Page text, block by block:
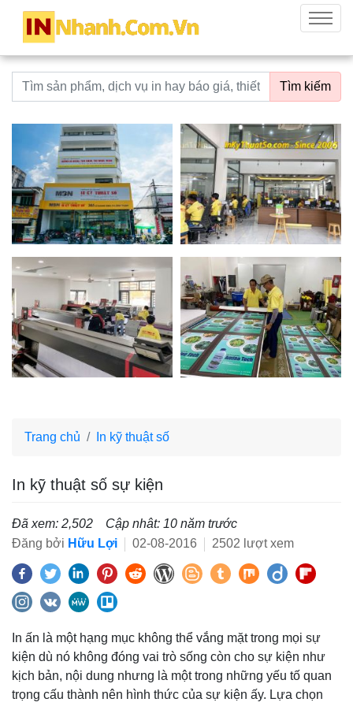
innhanh.com.vn
Menu
Từ khoá tìm kiếm Tìm kiếm
Trang chủ In kỹ thuật số
In kỹ thuật số sự kiện
Đã xem: 2,502
Cập nhât: 10 năm trước
Đăng bởi Hữu Lợi 02-08-2016 2502 lượt xem
In ấn là một hạng mục không thể vắng mặt trong mọi sự
kiện dù nó không đóng vai trò sống còn cho sự kiện như
kịch bản, nội dung nhưng là một trong những yếu tố quan
trọng cấu thành nên hình thức của sự kiện ấy. Lựa chọn